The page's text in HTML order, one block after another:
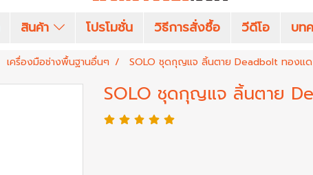
สินค้า โปรโมชั่น วิธีการสั่งซื้อ วีดีโอ บท
เครื่องมือช่างพื้นฐานอื่นๆ SOLO ชุดกุญแจ ลิ้นตาย Deadbolt ทองแ
SOLO ชุดกุญแจ ลิ้นตาย